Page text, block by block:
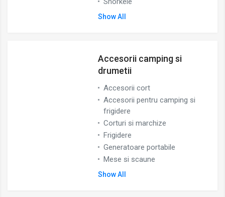
Show All
Accesorii camping si
drumetii
Accesorii cort
Accesorii pentru camping si
frigidere
Corturi si marchize
Frigidere
Generatoare portabile
Mese si scaune
Show All